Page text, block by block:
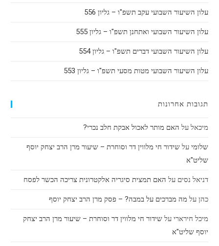
עלון השיעור השבועי עקב תשפ"ו – גליון 556
עלון השיעור השבועי ואתחנן תשפ"ו – גליון 555
עלון השיעור השבועי דברים תשפ"ו – גליון 554
עלון השיעור השבועי מטות מסעי תשפ"ו – גליון 553
תגובות אחרונות
מיכאל על האם מותר לאכול אבקת חלב נכרי?
שלומי עלשידור חי מלווין דר וסוחרת – שיעור מרן הרב יצחק יוסף
שליט"א
דניאל נסים על האם תמצית סיגריה אלקטרונית צריכה הכשר לפסח
כהן על מה מברכים על במבה? – פסק מרן הרב יצחק יוסף
מיכל חירארי עלשידור חי מלווין דר וסוחרת – שיעור מרן הרב יצחק
יוסף שליט"א